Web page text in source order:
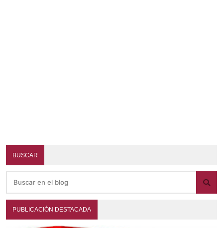
BUSCAR
PUBLICACIÓN DESTACADA